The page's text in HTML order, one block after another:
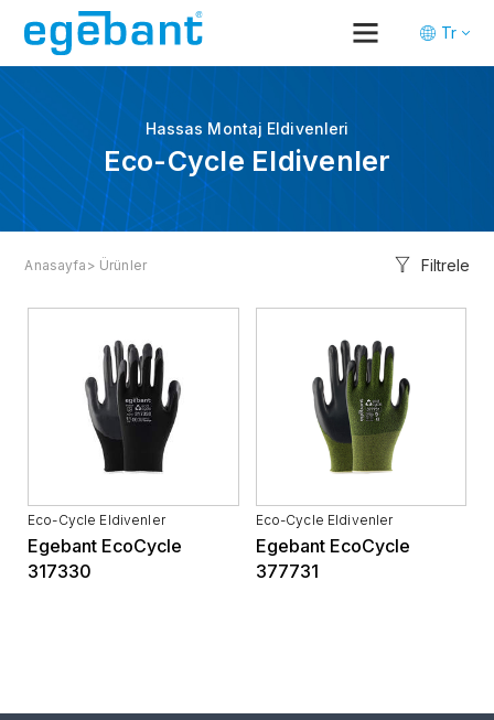
Tr
En
Hassas Montaj Eldivenleri
Eco-Cycle Eldivenler
Anasayfa > Ürünler Filtrele
Eco-Cycle Eldivenler
Egebant EcoCycle
317330
Eco-Cycle Eldivenler
Egebant EcoCycle
377731